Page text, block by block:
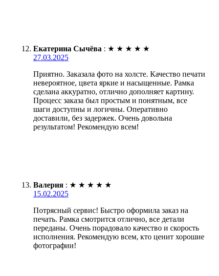
Екатерина Сычёва : ★ ★ ★ ★ ★
27.03.2025
Приятно. Заказала фото на холсте. Качество печати
невероятное, цвета яркие и насыщенные. Рамка
сделана аккуратно, отлично дополняет картину.
Процесс заказа был простым и понятным, все
шаги доступны и логичны. Оперативно
доставили, без задержек. Очень довольна
результатом! Рекомендую всем!
Валерия : ★ ★ ★ ★ ★
15.02.2025
Потрясный сервис! Быстро оформила заказ на
печать. Рамка смотрится отлично, все детали
переданы. Очень порадовало качество и скорость
исполнения. Рекомендую всем, кто ценит хорошие
фотографии!